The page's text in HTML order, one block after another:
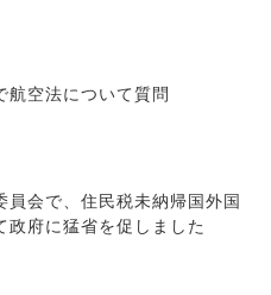
航空法について質問
員会で、住民税未納帰国外国
政府に猛省を促しました